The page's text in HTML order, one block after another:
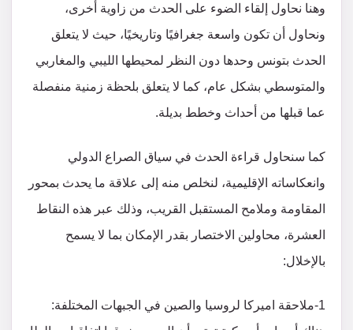
وهنا نحاول إلقاء الضوء على الحدث من زاوية أخرى،
ونحاول أن تكون واسعة جغرافيًا وتاريخيًا، حيث لا يتعلق
الحدث بتونس وحدها دون النظر لمحيطها الليبي والمغاربي
والمتوسطي بشكل عام، كما لا يتعلق بلحظة زمنية منفصلة
عما قبلها من أحداث وخطط بديلة.
كما سنحاول قراءة الحدث في سياق الصراع الدولي
وانعكاساته الإقليمية، لنخلص منه إلى علاقة ما يحدث بمحور
المقاومة وملامح المستقبل القريب، وذلك عبر هذه النقاط
العشرة، محاولين الاختصار بقدر الإمكان بما لا يسمح
بالإخلال:
1-ملاحقة اميركا لروسيا والصين في الجبهات المختلفة: